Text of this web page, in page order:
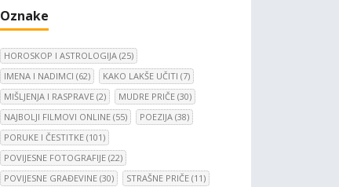
Oznake
HOROSKOP I ASTROLOGIJA (25)
IMENA I NADIMCI (62) KAKO LAKŠE UČITI (7)
MIŠLJENJA I RASPRAVE (2) MUDRE PRIČE (30)
NAJBOLJI FILMOVI ONLINE (55) POEZIJA (38)
PORUKE I ČESTITKE (101)
POVIJESNE FOTOGRAFIJE (22)
POVIJESNE GRAĐEVINE (30) STRAŠNE PRIČE (11)